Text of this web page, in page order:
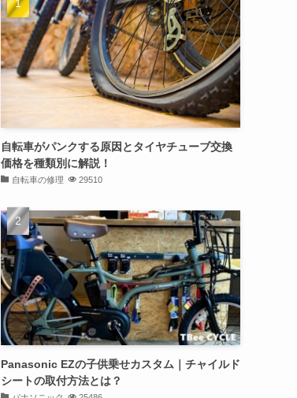
自転車がパンクする原因とタイヤチューブ交換
価格を種類別に解説！
自転車の修理 29510
Panasonic EZの子供乗せカスタム｜チャイルド
シートの取付方法とは？